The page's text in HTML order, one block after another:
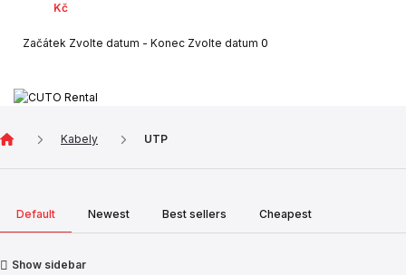
Kč
Začátek Zvolte datum - Konec Zvolte datum 0
Kabely UTP
Default Newest Best sellers Cheapest
Show sidebar